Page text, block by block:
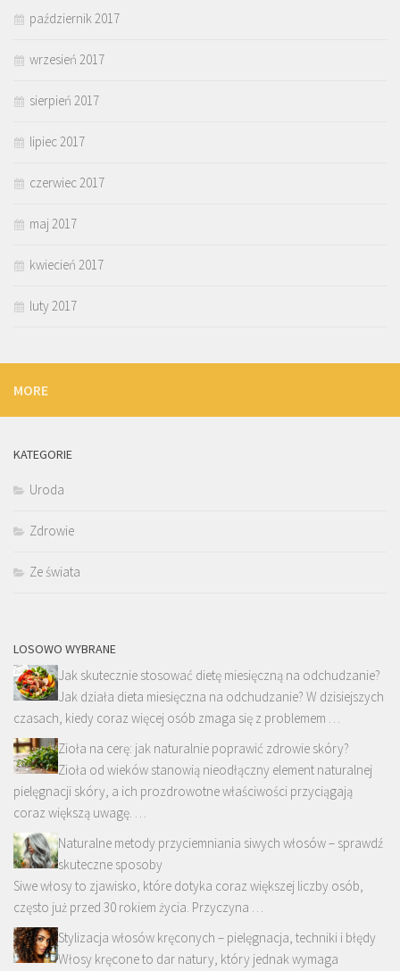
październik 2017
wrzesień 2017
sierpień 2017
lipiec 2017
czerwiec 2017
maj 2017
kwiecień 2017
luty 2017
MORE
KATEGORIE
Uroda
Zdrowie
Ze świata
LOSOWO WYBRANE
Jak skutecznie stosować dietę miesięczną na odchudzanie?
Jak działa dieta miesięczna na odchudzanie? W dzisiejszych
czasach, kiedy coraz więcej osób zmaga się z problemem …
Zioła na cerę: jak naturalnie poprawić zdrowie skóry?
Zioła od wieków stanowią nieodłączny element naturalnej
pielęgnacji skóry, a ich prozdrowotne właściwości przyciągają
coraz większą uwagę. …
Naturalne metody przyciemniania siwych włosów – sprawdź
skuteczne sposoby
Siwe włosy to zjawisko, które dotyka coraz większej liczby osób,
często już przed 30 rokiem życia. Przyczyna …
Stylizacja włosów kręconych – pielęgnacja, techniki i błędy
Włosy kręcone to dar natury, który jednak wymaga